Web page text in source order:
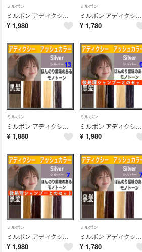
ミルボン
ミルボン アディクシー⑦アッシュブラウンとシャンプー【ブリーチとセットで5%割引
¥ 1,980
ミルボン
ミルボン アディクシー ⑦アッシュブラウン ベージュ【ブリーチとセットで5%割引
¥ 1,780
ミルボン
ミルボン アディクシー ⑬シルバー ブラウンベージュ【ブリーチとセットで5%割引
¥ 1,880
ミルボン
ミルボン アディクシー⑨シルバーベージュとシャンプー【ブリーチとセットで5%割引
¥ 1,980
ミルボン
ミルボン アディクシー⑦シルバーベージュとシャンプー【ブリーチとセットで5%割引
¥ 1,980
ミルボン
ミルボン アディクシー ⑦シルバー ブラウンベージュ【ブリーチとセットで5%割引
¥ 1,780